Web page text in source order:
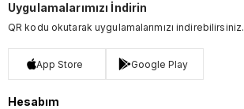
Uygulamalarımızı İndirin
QR kodu okutarak uygulamalarımızı indirebilirsiniz.
App Store Google Play
Hesabım